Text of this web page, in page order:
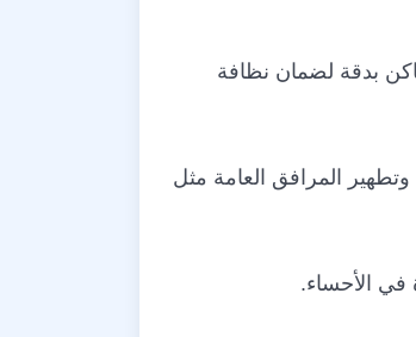
بدقة لضمان نظافة
المرافق العامة مثل
في الأحساء.